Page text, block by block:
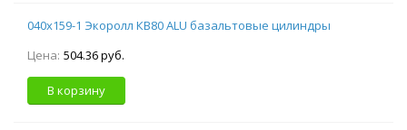
040х159-1 Экоролл КВ80 ALU базальтовые цилиндры
Цена: 504.36 руб.
В корзину